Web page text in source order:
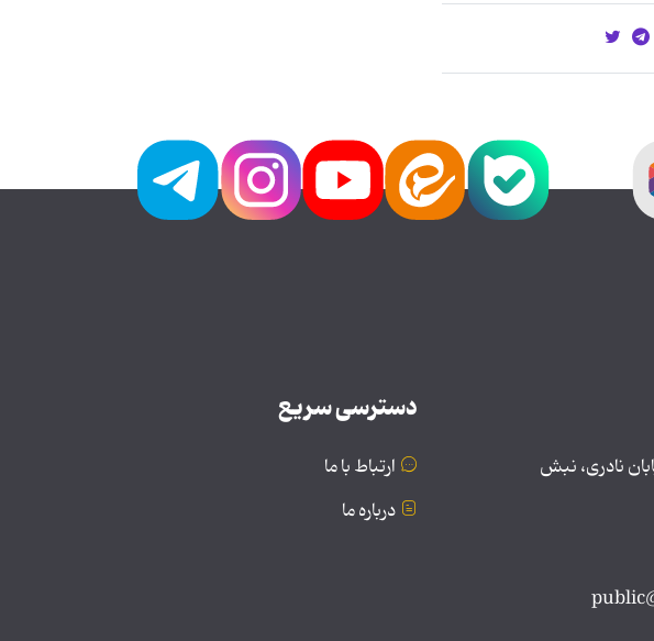
نادری، نبش
دسترسی سریع
ارتباط با ما
درباره ما